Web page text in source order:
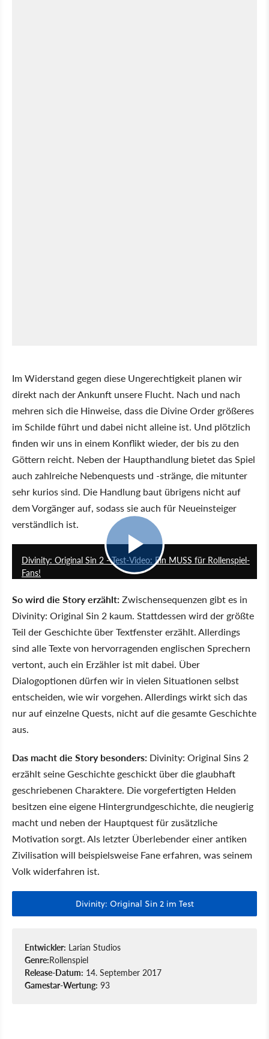
Im Widerstand gegen diese Ungerechtigkeit planen wir
direkt nach der Ankunft unsere Flucht. Nach und nach
mehren sich die Hinweise, dass die Divine Order größeres
im Schilde führt und dabei nicht alleine ist. Und plötzlich
finden wir uns in einem Konflikt wieder, der bis zu den
Göttern reicht. Neben der Haupthandlung bietet das Spiel
auch zahlreiche Nebenquests und -stränge, die mitunter
sehr kurios sind. Die Handlung baut übrigens nicht auf
dem Vorgänger auf, sodass sie auch für Neueinsteiger
verständlich ist.
Divinity: Original Sin 2 - Test-Video: Ein MUSS für Rollenspiel-
Fans!
So wird die Story erzählt:Zwischensequenzen gibt es in
Divinity: Original Sin 2 kaum. Stattdessen wird der größte
Teil der Geschichte über Textfenster erzählt. Allerdings
sind alle Texte von hervorragenden englischen Sprechern
vertont, auch ein Erzähler ist mit dabei. Über
Dialogoptionen dürfen wir in vielen Situationen selbst
entscheiden, wie wir vorgehen. Allerdings wirkt sich das
nur auf einzelne Quests, nicht auf die gesamte Geschichte
aus.
Das macht die Story besonders: Divinity: Original Sins 2
erzählt seine Geschichte geschickt über die glaubhaft
geschriebenen Charaktere. Die vorgefertigten Helden
besitzen eine eigene Hintergrundgeschichte, die neugierig
macht und neben der Hauptquest für zusätzliche
Motivation sorgt. Als letzter Überlebender einer antiken
Zivilisation will beispielsweise Fane erfahren, was seinem
Volk widerfahren ist.
Divinity: Original Sin 2 im Test
Entwickler: Larian Studios
Genre:Rollenspiel
Release-Datum: 14. September 2017
Gamestar-Wertung: 93